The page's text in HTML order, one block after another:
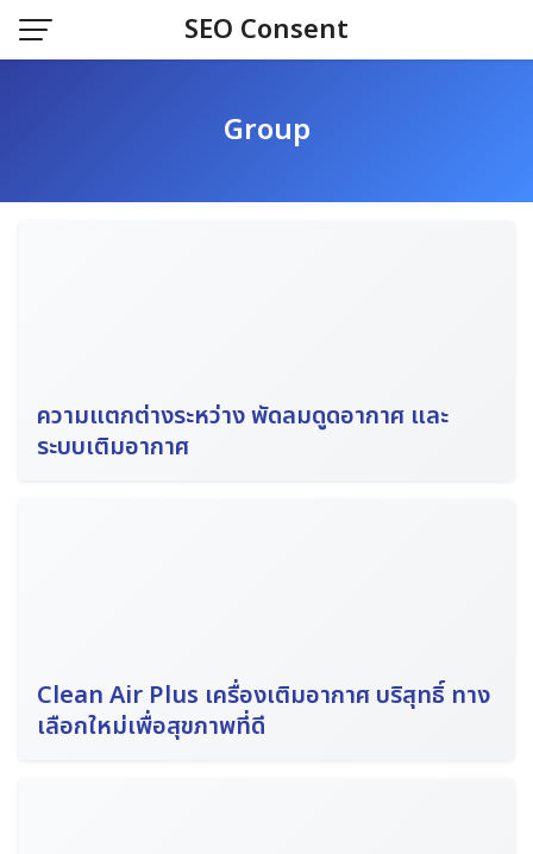
Skip
SEO Consent
Group
ความ​แตกต่าง​ระหว่าง​ พัดลม​ดูด​อากาศ​ และ​
ระบบเติมอากาศ
Clean Air Plus เครื่องเติมอากาศ บริสุทธิ์ ทาง
เลือกใหม่เพื่อสุขภาพที่ดี